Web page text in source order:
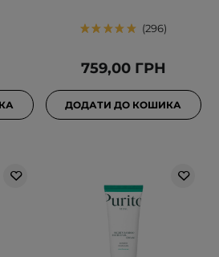
296
759,00 ГРН
ДОДАТИ ДО КОШИКА